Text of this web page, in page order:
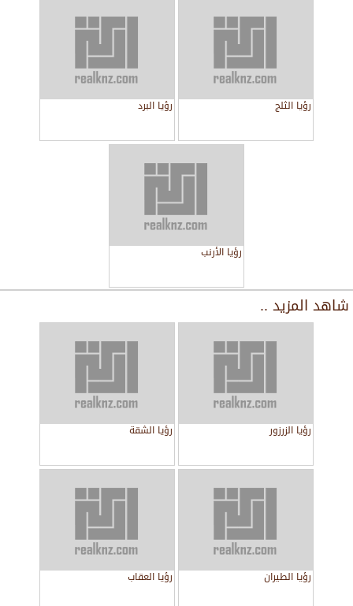
رؤيا الثلج رؤيا البرد
رؤيا الأرنب
شاهد المزيد ..
رؤيا الزرزور رؤيا الشقة
رؤيا الطيران رؤيا العقاب